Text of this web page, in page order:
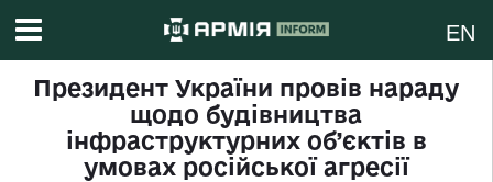
EN
Президент України провів нараду
щодо будівництва
інфраструктурних об’єктів в
умовах російської агресії